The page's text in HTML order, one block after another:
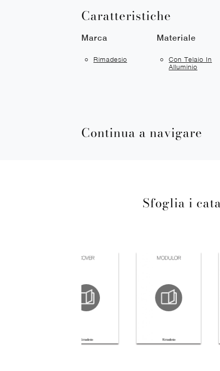
Caratteristiche
Marca
Rimadesio
Materiale
Con Telaio In
Alluminio
Continua a navigare
Sfoglia i